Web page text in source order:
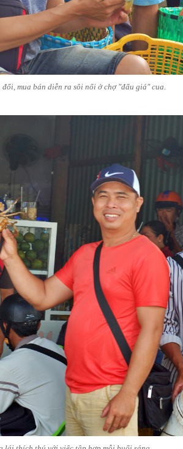
mua bán diễn ra sôi nổi ở chợ "đấu giá" cua.